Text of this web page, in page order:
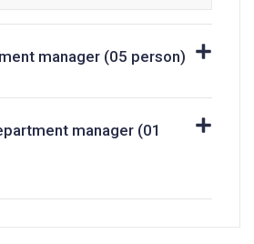
manager (05 person)
manager (01